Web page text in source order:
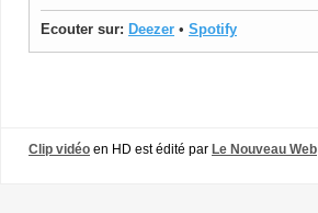
Ecouter sur: Deezer • Spotify
Clip vidéo en HD est édité par Le Nouveau Web